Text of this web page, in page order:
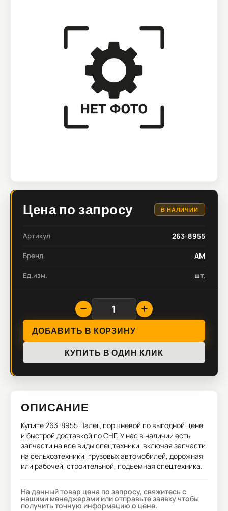
Цена по запросу В НАЛИЧИИ
Артикул 263-8955
Бренд AM
Ед.изм. шт.
ДОБАВИТЬ В КОРЗИНУ
КУПИТЬ В ОДИН КЛИК
ОПИСАНИЕ
Купите263-8955 Палец поршневой по выгодной цене
и быстрой доставкой по СНГ. У нас в наличии есть
запчасти на все виды спецтехники, включая запчасти
на сельхозтехники, грузовых автомобилей, дорожная
или рабочей, строительной, подъемная спецтехника.
На данный товар цена по запросу, свяжитесь с
нашими менеджерами или отправьте заявку чтобы
получить точную информацию о цене.